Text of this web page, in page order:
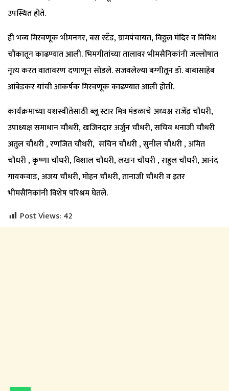
उपस्थित होते.
ही भव्य मिरवणूक भीमनगर, बस स्टँड, ग्रामपंचायत, विठ्ठल मंदिर व विविध
चौकातून काढण्यात आली. भिमगीतांच्या तालावर भीमसैनिकांनी जल्लोषात
नृत्य करत वातावरण दणाणून सोडले. सजवलेल्या बग्गीतून डॉ. बाबासाहेब
आंबेडकर यांची आकर्षक मिरवणूक काढण्यात आली होती.
कार्यक्रमाच्या यशस्वीतेसाठी ब्लू स्टार मित्र मंडळाचे अध्यक्ष राजेंद्र चौधरी,
उपाध्यक्ष समाधान चौधरी, खजिनदार अर्जुन चौधरी, सचिव धनाजी चौधरी
अतुल चौधरी , रणजित चौधरी, सचिन चौधरी , सुनील चौधरी , अमित
चौधरी , कृष्णा चौधरी, विशाल चौधरी, लखन चौधरी , राहुल चौधरी, आनंद
गायकवाड, अजय चौधरी, मोहन चौधरी, तानाजी चौधरी व इतर
भीमसैनिकांनी विशेष परिश्रम घेतले.
Post Views: 42